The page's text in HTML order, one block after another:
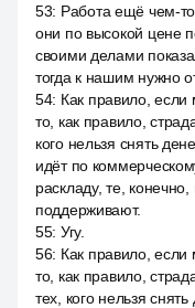
53: Работа ещё чем-
они по высокой цене
своими делами
тогда к нашим нужно
54: Как правило,
то, как правило,
кого нельзя снять
идёт по
раскладу, те,
поддерживают.
55: Угу.
56: Как правило,
то, как правило,
тех, кого нельзя снять